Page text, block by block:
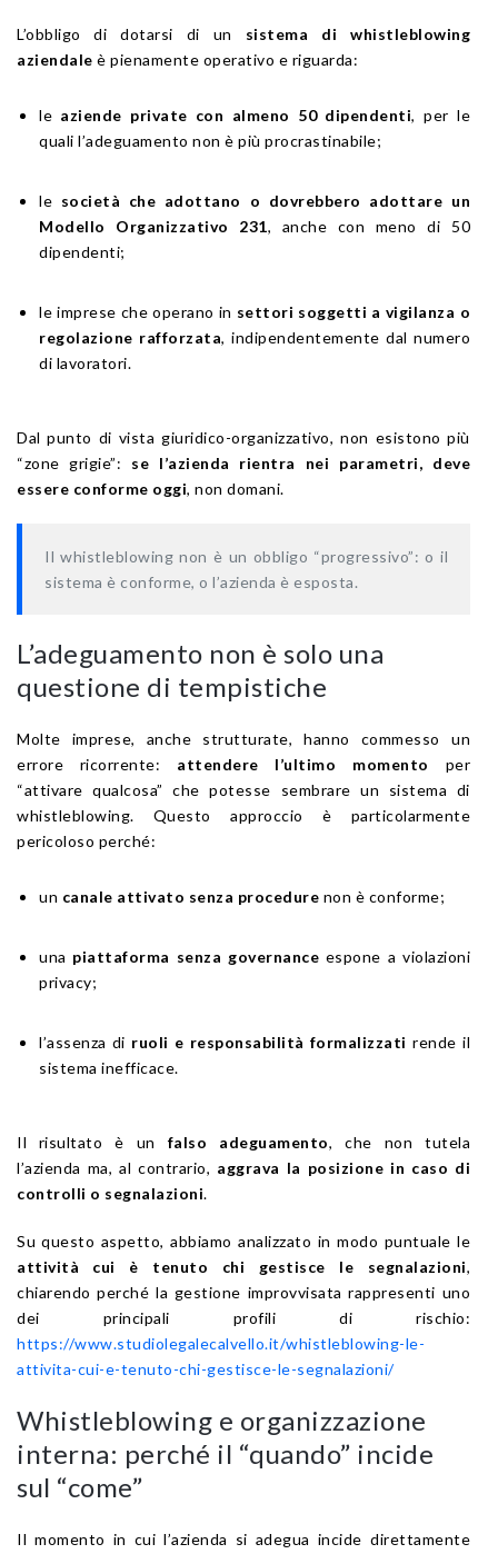
L’obbligo di dotarsi di un sistema di whistleblowing
aziendale è pienamente operativo e riguarda:
le aziende private con almeno 50 dipendenti, per le
quali l’adeguamento non è più procrastinabile;
le società che adottano o dovrebbero adottare un
Modello Organizzativo 231, anche con meno di 50
dipendenti;
le imprese che operano in settori soggetti a vigilanza o
regolazione rafforzata, indipendentemente dal numero
di lavoratori.
Dal punto di vista giuridico-organizzativo, non esistono più
“zone grigie”: se l’azienda rientra nei parametri, deve
essere conforme oggi, non domani.
Il whistleblowing non è un obbligo “progressivo”: o il
sistema è conforme, o l’azienda è esposta.
L’adeguamento non è solo una
questione di tempistiche
Molte imprese, anche strutturate, hanno commesso un
errore ricorrente: attendere l’ultimo momento
per
“attivare qualcosa” che potesse sembrare un sistema di
whistleblowing. Questo approccio è particolarmente
pericoloso perché:
un canale attivato senza procedure non è conforme;
una piattaforma senza governance espone a violazioni
privacy;
l’assenza di ruoli e responsabilità formalizzati rende il
sistema inefficace.
Il risultato è un falso adeguamento, che non tutela
l’azienda ma, al contrario, aggrava la posizione in caso di
controlli o segnalazioni.
Su questo aspetto, abbiamo analizzato in modo puntuale le
attività cui è tenuto chi gestisce le segnalazioni,
chiarendo perché la gestione improvvisata rappresenti uno
dei principali profili di rischio:
https://www.studiolegalecalvello.it/whistleblowing-le-
attivita-cui-e-tenuto-chi-gestisce-le-segnalazioni/
Whistleblowing e organizzazione
interna: perché il “quando” incide
sul “come”
Il momento in cui l’azienda si adegua incide direttamente